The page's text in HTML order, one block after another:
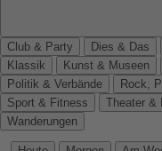
Club & Party Dies & Das
Klassik
Kunst & Museen
Politik & Verbände
Rock,
Sport & Fitness
Theater &
Wanderungen